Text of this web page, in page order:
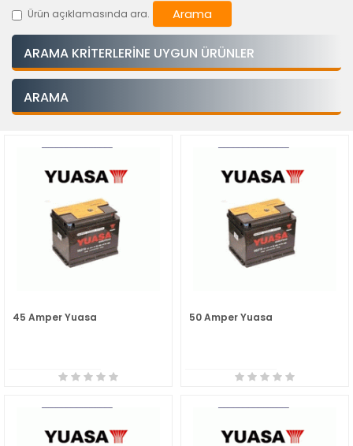
Ürün açıklamasında ara.
ARAMA KRITERLERINE UYGUN ÜRÜNLER
ARAMA
45 Amper Yuasa 50 Amper Yuasa